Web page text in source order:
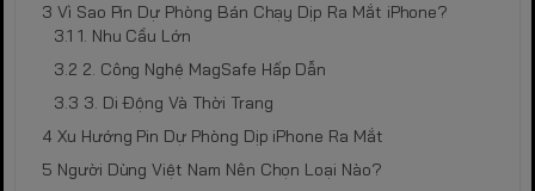
Vì Sao Pin Dự Phòng Bán Chạy Dịp Ra Mắt iPhone?
1. Nhu Cầu Lớn
2. Công Nghệ MagSafe Hấp Dẫn
3. Di Động Và Thời Trang
Xu Hướng Pin Dự Phòng Dịp iPhone Ra Mắt
Người Dùng Việt Nam Nên Chọn Loại Nào?